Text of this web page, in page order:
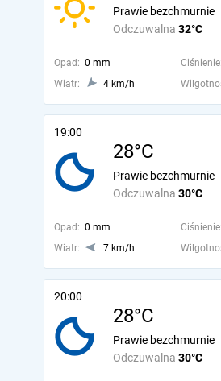
Odczuwalna 32°C
Prawie bezchmurnie
Opad: 0 mm Ciśnienie:
Wiatr:
4 km/h
19:00
28°C
Odczuwalna 30°C
Prawie bezchmurnie
Opad: 0 mm Ciśnienie:
Wiatr:
7 km/h
20:00
28°C
Odczuwalna 30°C
Prawie bezchmurnie